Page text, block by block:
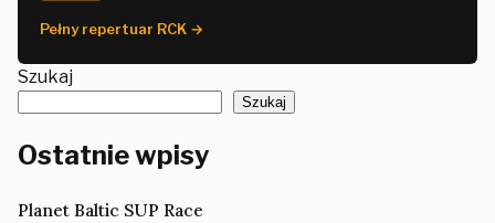
Pełny repertuar RCK →
Szukaj
Szukaj
Ostatnie wpisy
Planet Baltic SUP Race